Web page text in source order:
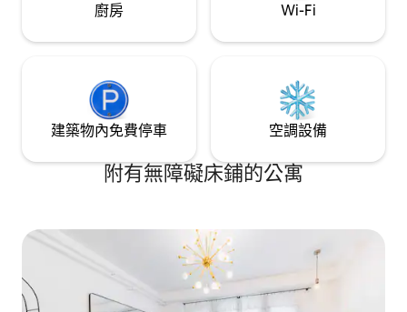
廚房 Wi-Fi
建築物內免費停車 空調設備
附有無障礙床鋪的公寓